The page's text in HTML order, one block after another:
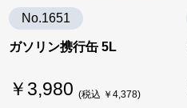
No.1651
ガソリン携行缶 5L
￥3,980 (税込 ￥4,378)